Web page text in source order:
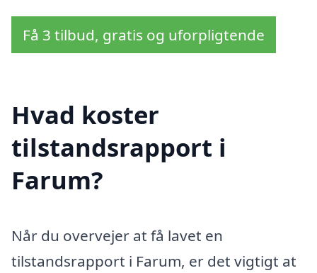
Få 3 tilbud, gratis og uforpligtende
Hvad koster
tilstandsrapport i
Farum?
Når du overvejer at få lavet en
tilstandsrapport i Farum, er det vigtigt at